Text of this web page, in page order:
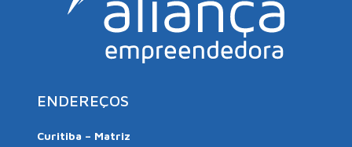
ENDEREÇOS
Curitiba – Matriz